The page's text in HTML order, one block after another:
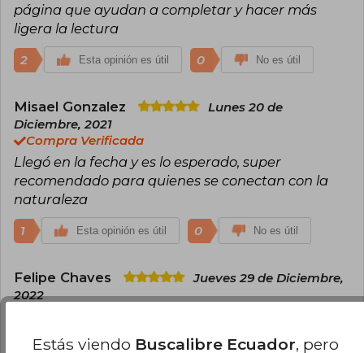
página que ayudan a completar y hacer más
ligera la lectura
2 Esta opinión es útil 0 No es útil
Misael Gonzalez
Lunes 20 de
Diciembre, 2021
Compra Verificada
Llegó en la fecha y es lo esperado, super
recomendado para quienes se conectan con la
naturaleza
1 Esta opinión es útil 0 No es útil
Felipe Chaves
Jueves 29 de Diciembre,
2022
Estás viendo Buscalibre Ecuador, pero